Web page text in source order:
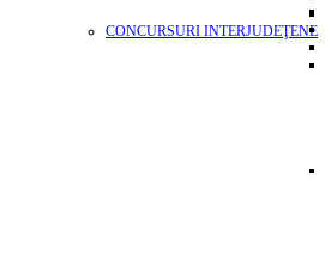
CONCURSURI INTERJUDEŢENE